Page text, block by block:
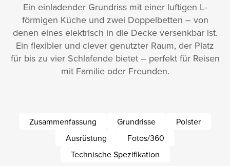
Ein einladender Grundriss mit einer luftigen L-
förmigen Küche und zwei Doppelbetten – von
denen eines elektrisch in die Decke versenkbar ist.
Ein flexibler und clever genutzter Raum, der Platz
für bis zu vier Schlafende bietet – perfekt für Reisen
mit Familie oder Freunden.
Zusammenfassung Grundrisse
Polster
Ausrüstung
Fotos/360
Technische Spezifikation